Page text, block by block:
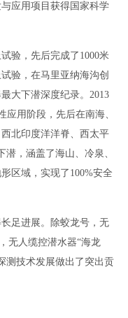
应用项目获得国家科学
验，先后完成了1000米
验，在马里亚纳海沟创
大下潜深度纪录。2013
应用阶段，先后在南海、
北印度洋洋脊、西太平
，涵盖了海山、冷泉、
区域，实现了100%安全
足进展。除蛟龙号，无
无人缆控潜水器“海龙
测技术发展做出了突出贡